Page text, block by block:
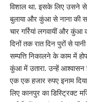
विशाल था. इसके लिए उसने
बुलाया और कुंआ से नाना की
चार गर्रियां लगवायीं और कुंआ
दिनों तक रात दिन पुरों से
सम्पत्ति निकालने के काम में
कुंआ में उतारा. उन्हें आश्वासन
एक एक हजार रुपए इनाम
लिए कानपुर का डिस्ट्रिक्ट